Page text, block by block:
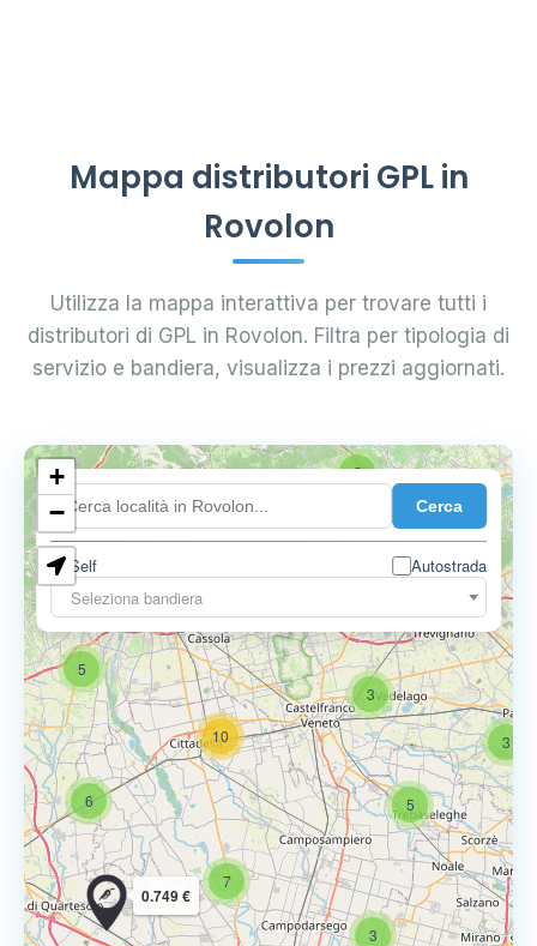
Mappa distributori GPL in
Rovolon
Utilizza la mappa interattiva per trovare tutti i
distributori di GPL in Rovolon. Filtra per tipologia di
servizio e bandiera, visualizza i prezzi aggiornati.
Cerca
Self
Autostrada
Seleziona bandiera
3
3
2
5
6
5
3
6
10
7
0.749 €
+
−